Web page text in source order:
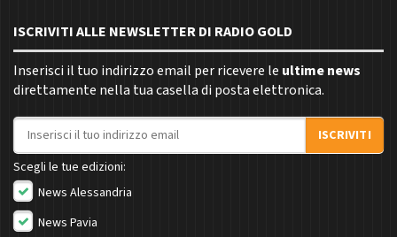
ISCRIVITI ALLE NEWSLETTER DI RADIO GOLD
Inserisci il tuo indirizzo email per ricevere le ultime news
direttamente nella tua casella di posta elettronica.
Indirizzo email
ISCRIVITI
Scegli le tue edizioni:
News Alessandria
News Pavia